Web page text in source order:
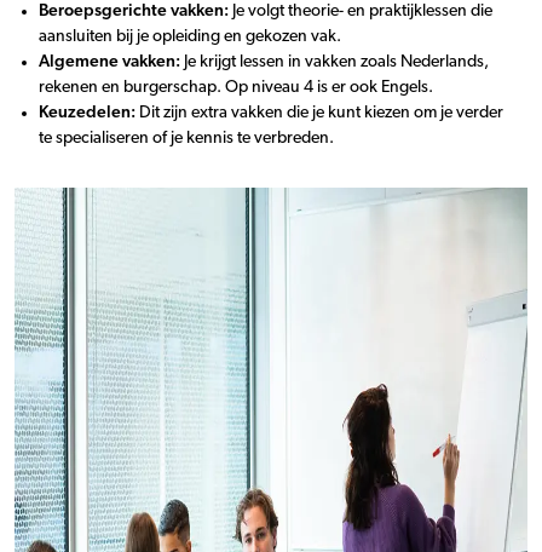
Beroepsgerichte vakken: Je volgt theorie- en praktijklessen die
aansluiten bij je opleiding en gekozen vak.
Algemene vakken: Je krijgt lessen in vakken zoals Nederlands,
rekenen en burgerschap. Op niveau 4 is er ook Engels.
Keuzedelen: Dit zijn extra vakken die je kunt kiezen om je verder
te specialiseren of je kennis te verbreden.